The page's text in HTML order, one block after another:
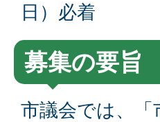
日）必着
募集の要旨
市議会では、